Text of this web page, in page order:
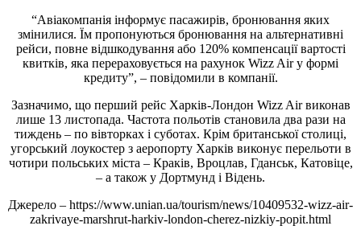
“Авіакомпанія інформує пасажирів, бронювання яких
змінилися. Їм пропонуються бронювання на альтернативні
рейси, повне відшкодування або 120% компенсації вартості
квитків, яка перераховується на рахунок Wizz Air у формі
кредиту”, – повідомили в компанії.
Зазначимо, що перший рейс Харків-Лондон Wizz Air виконав
лише 13 листопада. Частота польотів становила два рази на
тиждень – по вівторках і суботах. Крім британської столиці,
угорський лоукостер з аеропорту Харків виконує перельоти в
чотири польських міста – Краків, Вроцлав, Гданськ, Катовіце,
– а також у Дортмунд і Відень.
Джерело – https://www.unian.ua/tourism/news/10409532-wizz-air-
zakrivaye-marshrut-harkiv-london-cherez-nizkiy-popit.html